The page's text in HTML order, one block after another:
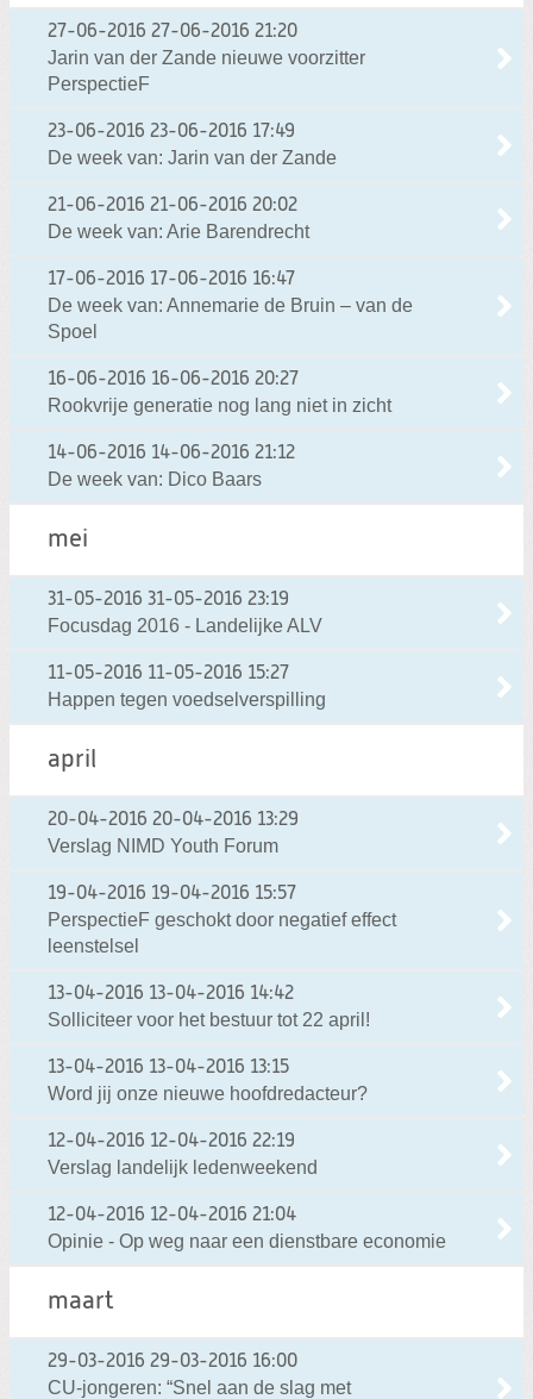
27-06-2016 27-06-2016 21:20
Jarin van der Zande nieuwe voorzitter
PerspectieF
23-06-2016 23-06-2016 17:49
De week van: Jarin van der Zande
21-06-2016 21-06-2016 20:02
De week van: Arie Barendrecht
17-06-2016 17-06-2016 16:47
De week van: Annemarie de Bruin – van de
Spoel
16-06-2016 16-06-2016 20:27
Rookvrije generatie nog lang niet in zicht
14-06-2016 14-06-2016 21:12
De week van: Dico Baars
mei
31-05-2016 31-05-2016 23:19
Focusdag 2016 - Landelijke ALV
11-05-2016 11-05-2016 15:27
Happen tegen voedselverspilling
april
20-04-2016 20-04-2016 13:29
Verslag NIMD Youth Forum
19-04-2016 19-04-2016 15:57
PerspectieF geschokt door negatief effect
leenstelsel
13-04-2016 13-04-2016 14:42
Solliciteer voor het bestuur tot 22 april!
13-04-2016 13-04-2016 13:15
Word jij onze nieuwe hoofdredacteur?
12-04-2016 12-04-2016 22:19
Verslag landelijk ledenweekend
12-04-2016 12-04-2016 21:04
Opinie - Op weg naar een dienstbare economie
maart
29-03-2016 29-03-2016 16:00
CU-jongeren: “Snel aan de slag met